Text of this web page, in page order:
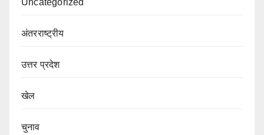
Uncategorized
अंतरराष्ट्रीय
उत्तर प्रदेश
खेल
चुनाव